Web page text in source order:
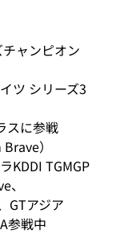
ャンピオン
ツ シリーズ3
スに参戦
）
KDDI TGMGP
GTアジア
参戦中